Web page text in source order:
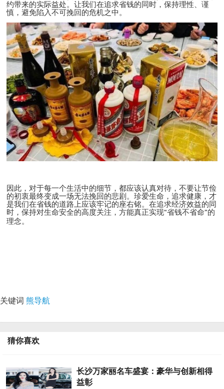
约带来的实际益处。让我们在追求省钱的同时，保持理性、谨
慎，避免陷入不可挽回的危机之中。
因此，对于每一个生活中的细节，都应该认真对待，不要让节俭
的初衷最终变成一场无法挽回的悲剧。珍爱生命，追求健康，才
是我们在省钱的道路上应该牢记的座右铭。在追求经济效益的同
时，保持对生命安全的高度关注，方能真正实现“省钱不省命”的
理念。
关键词 熊导航
猜你喜欢
长沙万家丽名车盛宴：豪华与创新相得
益彰